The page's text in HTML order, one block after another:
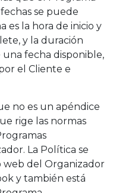
se puede
es la hora de inicio y
y la duración
una fecha disponible,
el Cliente e
no es un apéndice
rige las normas
La Política se
web del Organizador
y también está